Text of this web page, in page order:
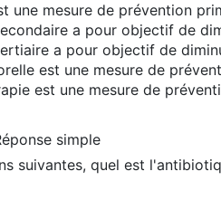
une mesure de prévention
a pour objectif de
a pour objectif de
est une mesure de
est une mesure de
simple
suivantes, quel est